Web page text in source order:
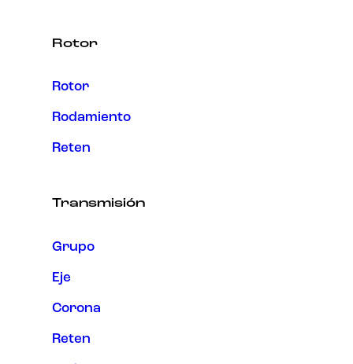
Rotor
Rotor
Rodamiento
Reten
Transmisión
Grupo
Eje
Corona
Reten